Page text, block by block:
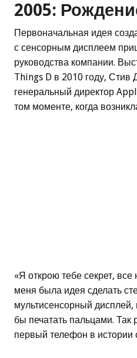
2005:
Первоначальная идея
с сенсорным дисплеем
руководства компании.
Things D в 2010 году, Стив
генеральный директор
том моменте, когда
«Я открою тебе секрет,
меня была идея сделать
мультисенсорный
бы печатать пальцами.
первый телефон в